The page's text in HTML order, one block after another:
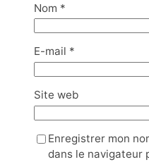
Nom *
E-mail *
Site web
Enregistrer mon
dans le navigateur